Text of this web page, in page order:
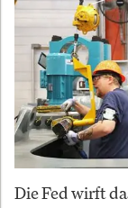
Die Fed wirft